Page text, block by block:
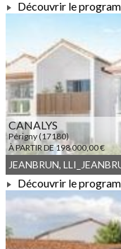
À PARTIR DE 335
Découvrir le
CANALYS
Périgny (17180)
À PARTIR DE 198 000,00 €
À PARTIR DE 198
JEANBRUN,
Découvrir le